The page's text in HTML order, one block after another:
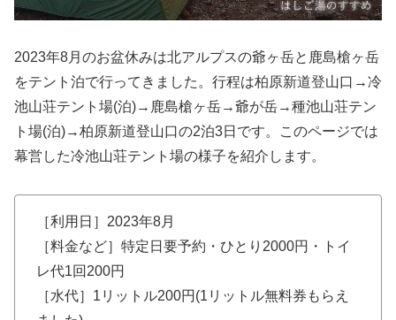
2023年8月のお盆休みは北アルプスの爺ヶ岳と鹿島槍ヶ岳
をテント泊で行ってきました。行程は柏原新道登山口→冷
池山荘テント場(泊)→鹿島槍ヶ岳→爺が岳→種池山荘テン
ト場(泊)→柏原新道登山口の2泊3日です。このページでは
幕営した冷池山荘テント場の様子を紹介します。
［利用日］2023年8月
［料金など］特定日要予約・ひとり2000円・トイ
レ代1回200円
［水代］1リットル200円(1リットル無料券もらえ